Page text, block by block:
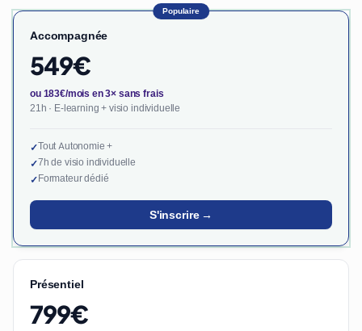
Populaire
Accompagnée
549€
ou 183€/mois en 3× sans frais
21h · E-learning + visio individuelle
✓Tout Autonomie +
✓7h de visio individuelle
✓Formateur dédié
S'inscrire →
Présentiel
799€